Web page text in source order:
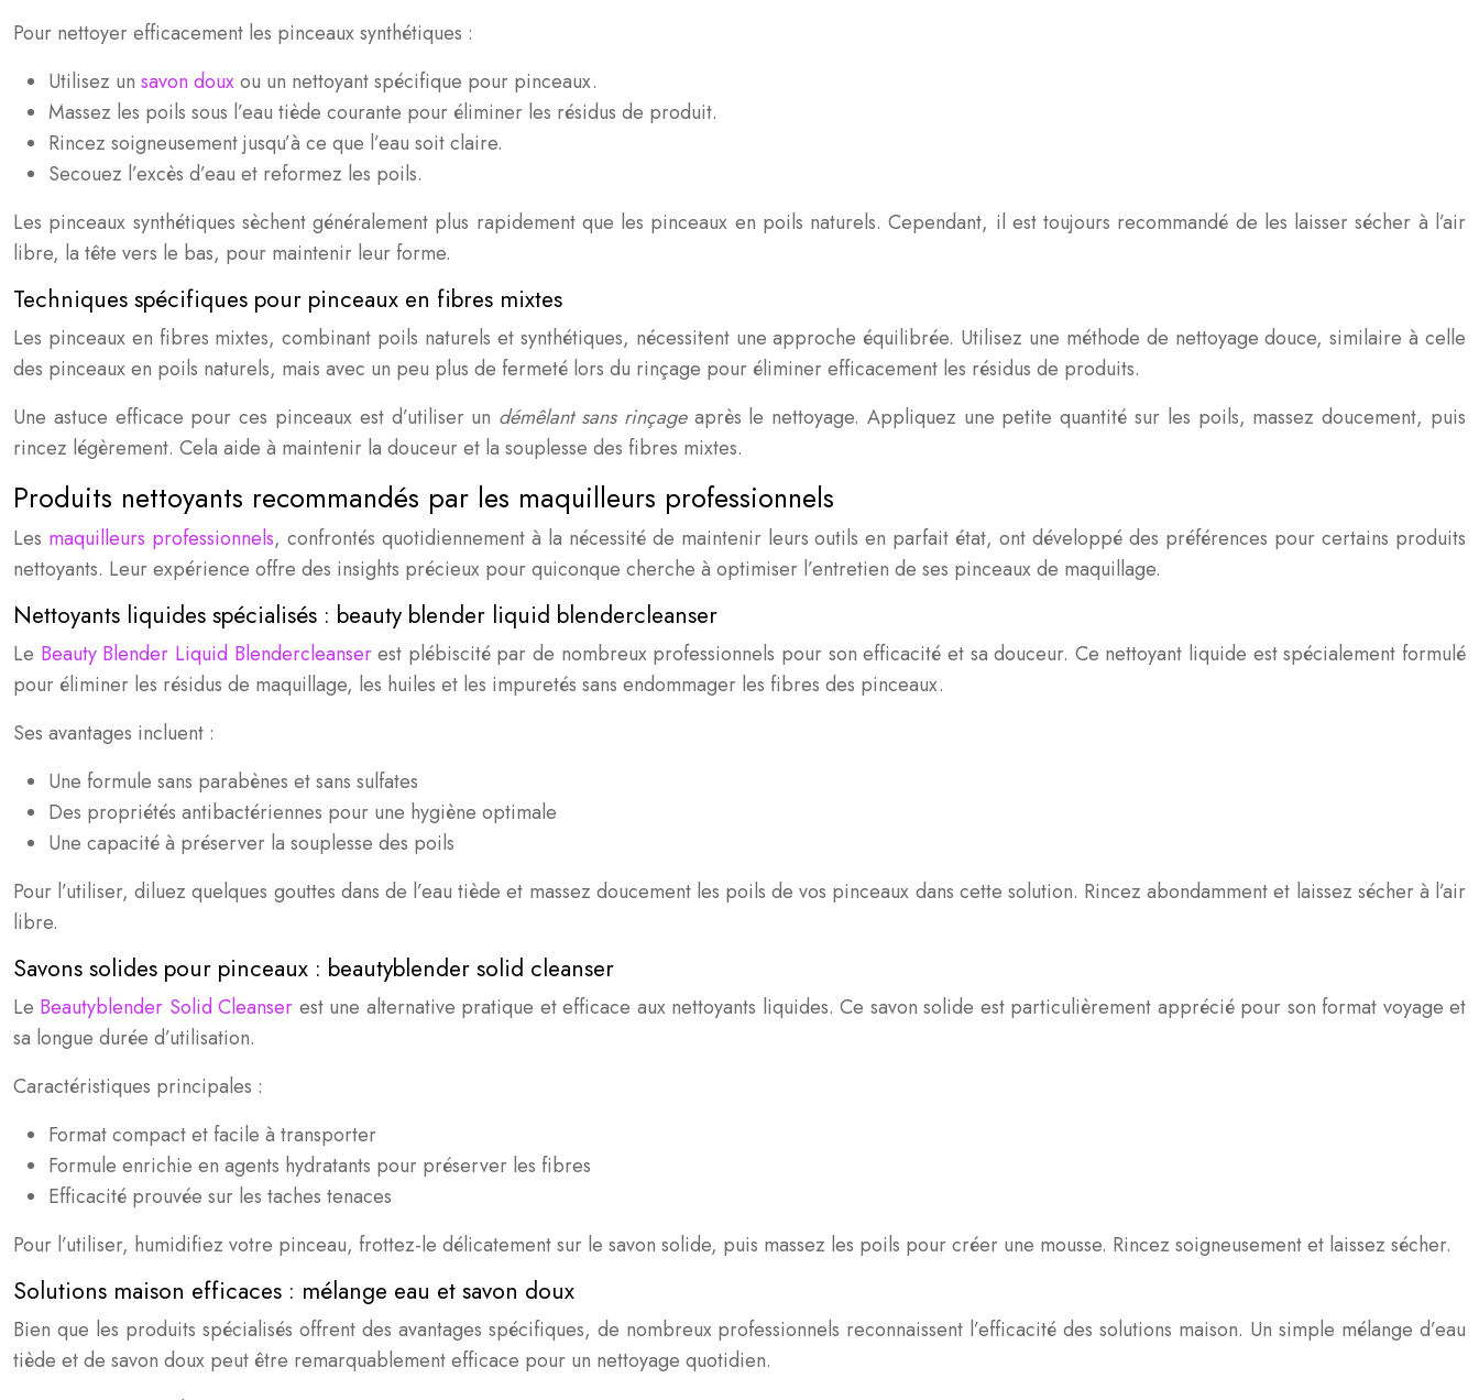
Pour nettoyer efficacement les pinceaux synthétiques :
Utilisez un savon douxou un nettoyant spécifique pour pinceaux.
Massez les poils sous l’eau tiède courante pour éliminer les résidus de produit.
Rincez soigneusement jusqu’à ce que l’eau soit claire.
Secouez l’excès d’eau et reformez les poils.
Les pinceaux synthétiques sèchent généralement plus rapidement que les pinceaux en poils naturels. Cependant, il est toujours recommandé de les laisser sécher à l’air
libre, la tête vers le bas, pour maintenir leur forme.
Techniques spécifiques pour pinceaux en fibres mixtes
Les pinceaux en fibres mixtes, combinant poils naturels et synthétiques, nécessitent une approche équilibrée. Utilisez une méthode de nettoyage douce, similaire à celle
des pinceaux en poils naturels, mais avec un peu plus de fermeté lors du rinçage pour éliminer efficacement les résidus de produits.
Une astuce efficace pour ces pinceaux est d’utiliser un démêlant sans rinçageaprès le nettoyage. Appliquez une petite quantité sur les poils, massez doucement, puis
rincez légèrement. Cela aide à maintenir la douceur et la souplesse des fibres mixtes.
Produits nettoyants recommandés par les maquilleurs professionnels
Les maquilleurs professionnels, confrontés quotidiennement à la nécessité de maintenir leurs outils en parfait état, ont développé des préférences pour certains produits
nettoyants. Leur expérience offre des insights précieux pour quiconque cherche à optimiser l’entretien de ses pinceaux de maquillage.
Nettoyants liquides spécialisés : beauty blender liquid blendercleanser
Le Beauty Blender Liquid Blendercleanserest plébiscité par de nombreux professionnels pour son efficacité et sa douceur. Ce nettoyant liquide est spécialement formulé
pour éliminer les résidus de maquillage, les huiles et les impuretés sans endommager les fibres des pinceaux.
Ses avantages incluent :
Une formule sans parabènes et sans sulfates
Des propriétés antibactériennes pour une hygiène optimale
Une capacité à préserver la souplesse des poils
Pour l’utiliser, diluez quelques gouttes dans de l’eau tiède et massez doucement les poils de vos pinceaux dans cette solution. Rincez abondamment et laissez sécher à l’air
libre.
Savons solides pour pinceaux : beautyblender solid cleanser
Le Beautyblender Solid Cleanser est une alternative pratique et efficace aux nettoyants liquides. Ce savon solide est particulièrement apprécié pour son format voyage et
sa longue durée d’utilisation.
Caractéristiques principales :
Format compact et facile à transporter
Formule enrichie en agents hydratants pour préserver les fibres
Efficacité prouvée sur les taches tenaces
Pour l’utiliser, humidifiez votre pinceau, frottez-le délicatement sur le savon solide, puis massez les poils pour créer une mousse. Rincez soigneusement et laissez sécher.
Solutions maison efficaces : mélange eau et savon doux
Bien que les produits spécialisés offrent des avantages spécifiques, de nombreux professionnels reconnaissent l’efficacité des solutions maison. Un simple mélange d’eau
tiède et de savon doux peut être remarquablement efficace pour un nettoyage quotidien.